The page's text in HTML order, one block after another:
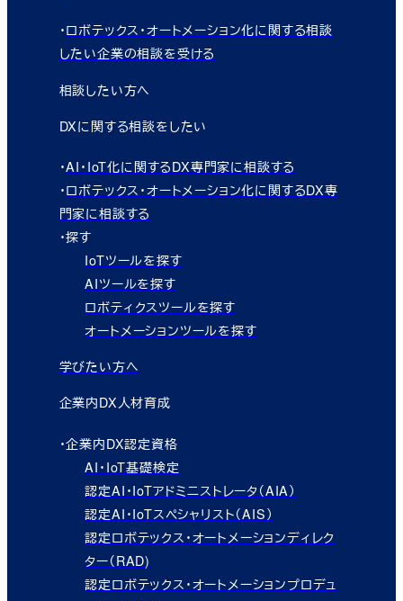
・ロボテックス・オートメーション化に関する相談
したい企業の相談を受ける
相談したい方へ
DXに関する相談をしたい
・AI・IoT化に関するDX専門家に相談する
・ロボテックス・オートメーション化に関するDX専
門家に相談する
・探す
IoTツールを探す
AIツールを探す
ロボティクスツールを探す
オートメーションツールを探す
学びたい方へ
企業内DX人材育成
・企業内DX認定資格
AI・IoT基礎検定
認定AI・IoTアドミニストレータ（AIA）
認定AI・IoTスペシャリスト（AIS）
認定ロボテックス・オートメーションディレク
ター（RAD)
認定ロボテックス・オートメーションプロデュ